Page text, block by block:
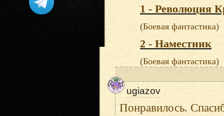
1 - Революция
(Боевая фантастика)
2 - Наместник
(Боевая фантастика)
ugiazov
Понравилось.